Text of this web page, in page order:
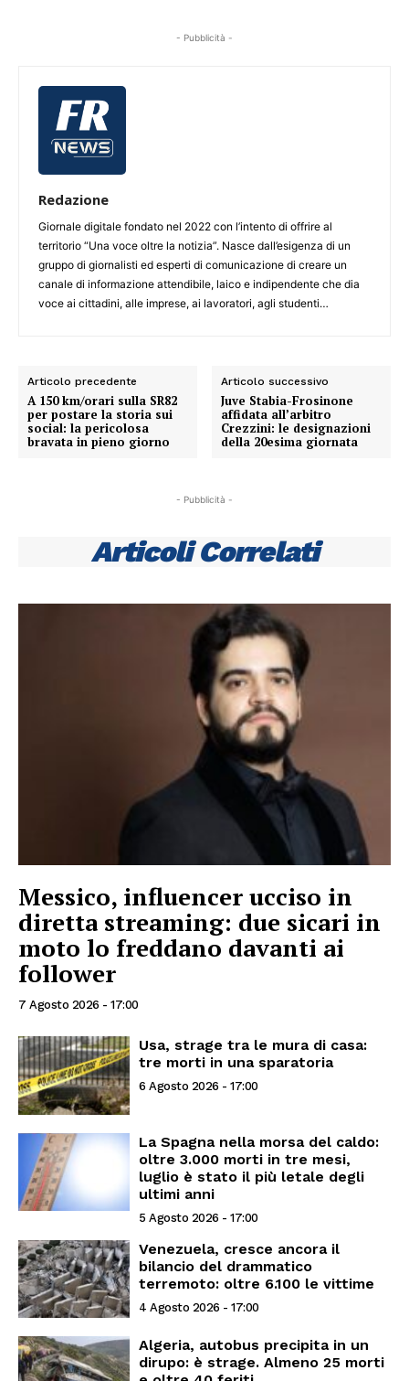
- Pubblicità -
Redazione
Giornale digitale fondato nel 2022 con l’intento di offrire al
territorio “Una voce oltre la notizia”. Nasce dall’esigenza di un
gruppo di giornalisti ed esperti di comunicazione di creare un
canale di informazione attendibile, laico e indipendente che dia
voce ai cittadini, alle imprese, ai lavoratori, agli studenti…
Articolo precedente
A 150 km/orari sulla SR82
per postare la storia sui
social: la pericolosa
bravata in pieno giorno
Articolo successivo
Juve Stabia-Frosinone
affidata all’arbitro
Crezzini: le designazioni
della 20esima giornata
- Pubblicità -
Articoli Correlati
Messico, influencer ucciso in
diretta streaming: due sicari in
moto lo freddano davanti ai
follower
7 Agosto 2026 - 17:00
Usa, strage tra le mura di casa:
tre morti in una sparatoria
6 Agosto 2026 - 17:00
La Spagna nella morsa del caldo:
oltre 3.000 morti in tre mesi,
luglio è stato il più letale degli
ultimi anni
5 Agosto 2026 - 17:00
Venezuela, cresce ancora il
bilancio del drammatico
terremoto: oltre 6.100 le vittime
4 Agosto 2026 - 17:00
Algeria, autobus precipita in un
dirupo: è strage. Almeno 25 morti